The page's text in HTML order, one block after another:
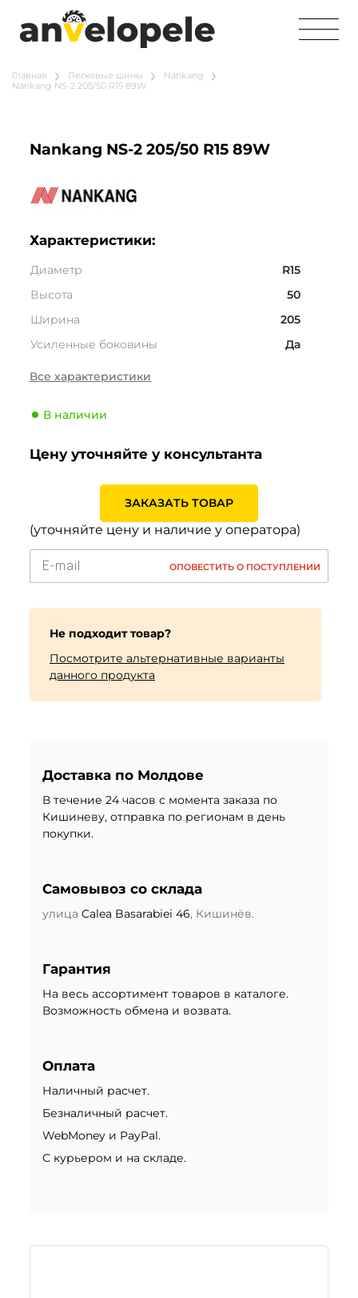
Главная Легковые шины
Nankang
Nankang NS-2 205/50 R15 89W
Nankang NS-2 205/50 R15 89W
Характеристики:
Диаметр
R15
Высота
50
Ширина
205
Усиленные боковины
Да
Страна
Тип транспортного
Производитель
Nankang
Индекс скорости
W (270 км/ч)
Индекс нагрузки
Все характеристики
В наличии
Цену уточняйте у консультанта
ЗАКАЗАТЬ ТОВАР
(уточняйте цену и наличие у оператора)
ОПОВЕСТИТЬ О ПОСТУПЛЕНИИ
Не подходит товар?
Посмотрите альтернативные варианты
данного продукта
Доставка по Молдове
В течение 24 часов с момента заказа по
Кишиневу, отправка по регионам в день
покупки.
Самовывоз со склада
улица Calea Basarabiei 46, Кишинёв.
Гарантия
На весь ассортимент товаров в каталоге.
Возможность обмена и возвата.
Оплата
Наличный расчет.
Безналичный расчет.
WebMoney и PayPal.
С курьером и на складе.